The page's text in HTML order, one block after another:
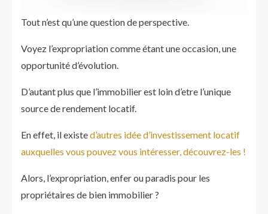
Tout n’est qu’une question de perspective.
Voyez l’expropriation comme étant une occasion, une
opportunité d’évolution.
D’autant plus que l’immobilier est loin d’etre l’unique
source de rendement locatif.
En effet, il existed’autres idée d’investissement locatif
auxquelles vous pouvez vous intéresser, découvrez-les !
Alors, l’expropriation, enfer ou paradis pour les
propriétaires de bien immobilier ?